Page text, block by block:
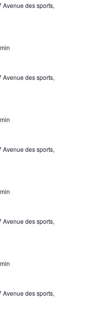
Avenue des sports,
Avenue des sports,
Avenue des sports,
Avenue des sports,
Avenue des sports,